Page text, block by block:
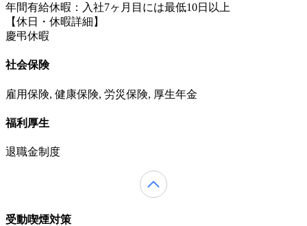
年間有給休暇：入社7ヶ月目には最低10日以上
【休日・休暇詳細】
慶弔休暇
社会保険
雇用保険, 健康保険, 労災保険, 厚生年金
福利厚生
退職金制度
受動喫煙対策